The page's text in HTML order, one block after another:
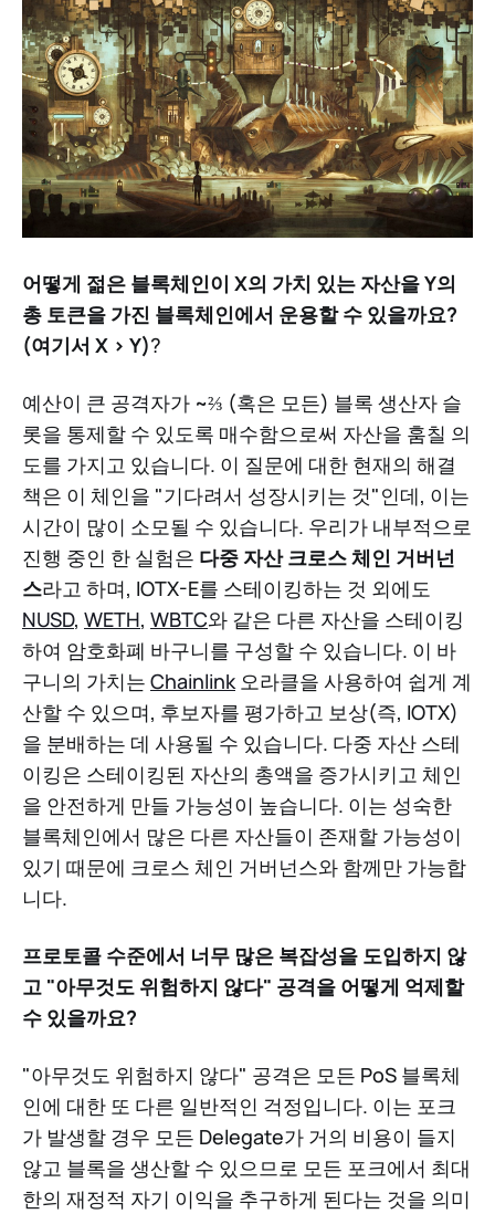
어떻게 젊은 블록체인이 X의 가치 있는 자산을 Y의
총 토큰을 가진 블록체인에서 운용할 수 있을까요?
(여기서 X > Y)?
예산이 큰 공격자가 ~⅔ (혹은 모든) 블록 생산자 슬
롯을 통제할 수 있도록 매수함으로써 자산을 훔칠 의
도를 가지고 있습니다. 이 질문에 대한 현재의 해결
책은 이 체인을 "기다려서 성장시키는 것"인데, 이는
시간이 많이 소모될 수 있습니다. 우리가 내부적으로
진행 중인 한 실험은 다중 자산 크로스 체인 거버넌
스라고 하며, IOTX-E를 스테이킹하는 것 외에도
NUSD, WETH, WBTC와 같은 다른 자산을 스테이킹
하여 암호화폐 바구니를 구성할 수 있습니다. 이 바
구니의 가치는 Chainlink오라클을 사용하여 쉽게 계
산할 수 있으며, 후보자를 평가하고 보상(즉, IOTX)
을 분배하는 데 사용될 수 있습니다. 다중 자산 스테
이킹은 스테이킹된 자산의 총액을 증가시키고 체인
을 안전하게 만들 가능성이 높습니다. 이는 성숙한
블록체인에서 많은 다른 자산들이 존재할 가능성이
있기 때문에 크로스 체인 거버넌스와 함께만 가능합
니다.
프로토콜 수준에서 너무 많은 복잡성을 도입하지 않
고 "아무것도 위험하지 않다" 공격을 어떻게 억제할
수 있을까요?
"아무것도 위험하지 않다" 공격은 모든 PoS 블록체
인에 대한 또 다른 일반적인 걱정입니다. 이는 포크
가 발생할 경우 모든 Delegate가 거의 비용이 들지
않고 블록을 생산할 수 있으므로 모든 포크에서 최대
한의 재정적 자기 이익을 추구하게 된다는 것을 의미